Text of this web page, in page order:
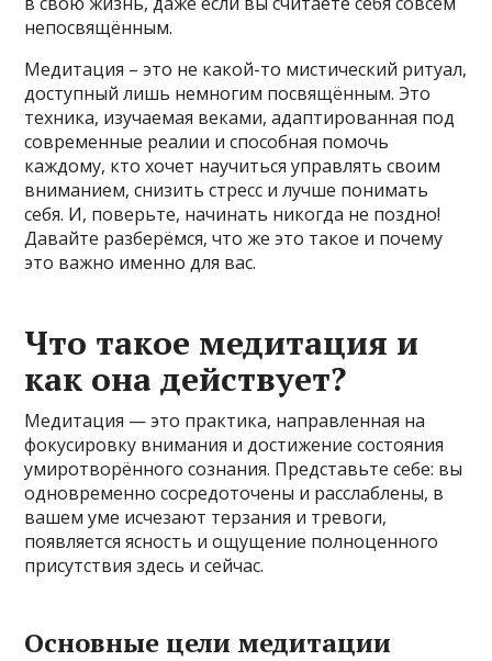
непосвящённым.
Медитация – это не какой-то мистический ритуал,
доступный лишь немногим посвящённым. Это
техника, изучаемая веками, адаптированная под
современные реалии и способная помочь
каждому, кто хочет научиться управлять своим
вниманием, снизить стресс и лучше понимать
себя. И, поверьте, начинать никогда не поздно!
Давайте разберёмся, что же это такое и почему
это важно именно для вас.
Что такое медитация и
как она действует?
Медитация — это практика, направленная на
фокусировку внимания и достижение состояния
умиротворённого сознания. Представьте себе: вы
одновременно сосредоточены и расслаблены, в
вашем уме исчезают терзания и тревоги,
появляется ясность и ощущение полноценного
присутствия здесь и сейчас.
Основные цели медитации